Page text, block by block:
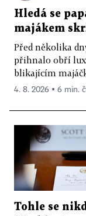
Hledá se
majákem
Před několika
přihnalo obří
blikajícím
4. 8. 2026 ▪ 6 min.
Tohle se